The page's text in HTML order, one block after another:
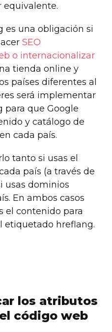
equivalente.
es una obligación si
SEO
o internacionalizar
tienda online y
países diferentes al
será implementar
que Google
y catálogo de
cada país.
tanto si usas el
país (a través de
usas dominios
En ambos casos
el contenido para
etiquetado hreflang.
los atributos
código web